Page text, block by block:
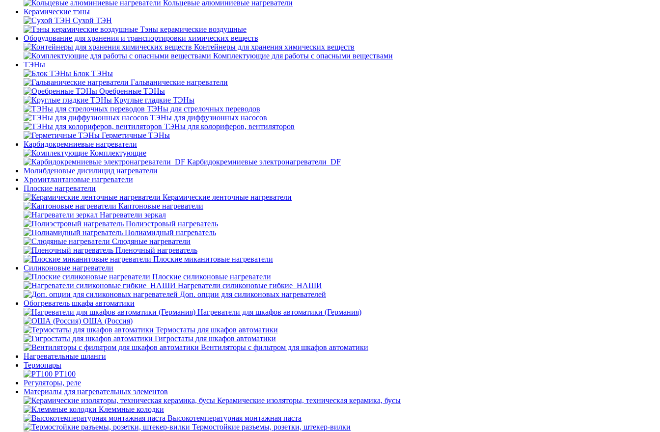
Кольцевые алюминиевые нагреватели
Керамические тэны
Сухой ТЭН
Тэны керамические воздушные
Оборудование для хранения и транспортировки химических веществ
Контейнеры для хранения химических веществ
Комплектующие для работы с опасными веществами
ТЭНы
Блок ТЭНы
Гальванические нагреватели
Оребренные ТЭНы
Круглые гладкие ТЭНы
ТЭНы для стрелочных переводов
ТЭНы для диффузионных насосов
ТЭНы для колориферов, вентиляторов
Герметичные ТЭНы
Карбидокремниевые нагреватели
Комплектующие
Карбидокремниевые электронагреватели_DF
Молибденовые дисилицид нагреватели
Хромитлантановые нагреватели
Плоские нагреватели
Керамические ленточные нагреватели
Каптоновые нагреватели
Нагреватели зеркал
Полиэстровый нагреватель
Полиамидный нагреватель
Слюдяные нагреватели
Пленочный нагреватель
Плоские миканитовые нагреватели
Силиконовые нагреватели
Плоские силиконовые нагреватели
Нагреватели силиконовые гибкие_НАШИ
Доп. опции для силиконовых нагревателей
Обогреватель шкафа автоматики
Нагреватели для шкафов автоматики (Германия)
ОША (Россия)
Термостаты для шкафов автоматики
Гигростаты для шкафов автоматики
Вентиляторы с фильтром для шкафов автоматики
Нагревательные шланги
Термопары
PT100
Регуляторы, реле
Материалы для нагревательных элементов
Керамические изоляторы, техническая керамика, бусы
Клеммные колодки
Высокотемпературная монтажная паста
Термостойкие разъемы, розетки, штекер-вилки